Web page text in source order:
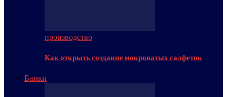
производство
Как открыть создание мокроватых салфеток
Банки